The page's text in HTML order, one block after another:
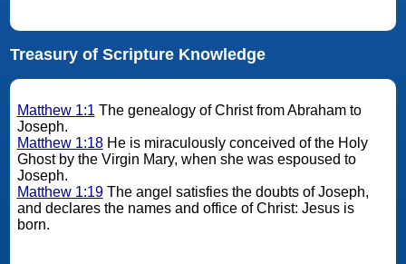
Treasury of Scripture Knowledge
Matthew 1:1 The genealogy of Christ from Abraham to
Joseph.
Matthew 1:18He is miraculously conceived of the Holy
Ghost by the Virgin Mary, when she was espoused to
Joseph.
Matthew 1:19The angel satisfies the doubts of Joseph,
and declares the names and office of Christ: Jesus is
born.